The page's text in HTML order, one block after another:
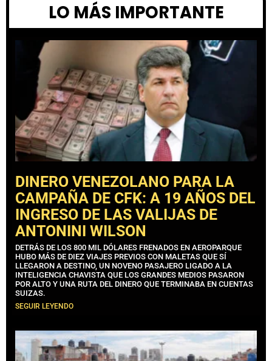
LO MÁS IMPORTANTE
DINERO VENEZOLANO PARA LA
CAMPAÑA DE CFK: A 19 AÑOS DEL
INGRESO DE LAS VALIJAS DE
ANTONINI WILSON
DETRÁS DE LOS 800 MIL DÓLARES FRENADOS EN AEROPARQUE
HUBO MÁS DE DIEZ VIAJES PREVIOS CON MALETAS QUE SÍ
LLEGARON A DESTINO, UN NOVENO PASAJERO LIGADO A LA
INTELIGENCIA CHAVISTA QUE LOS GRANDES MEDIOS PASARON
POR ALTO Y UNA RUTA DEL DINERO QUE TERMINABA EN CUENTAS
SUIZAS.
SEGUIR LEYENDO